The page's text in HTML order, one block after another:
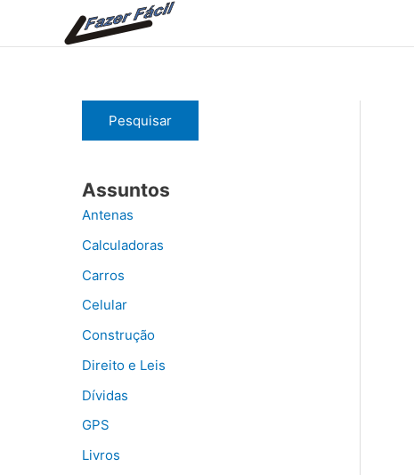
o
Pesquisar
Assuntos
Antenas
Calculadoras
Carros
Celular
Construção
Direito e Leis
Dívidas
GPS
Livros